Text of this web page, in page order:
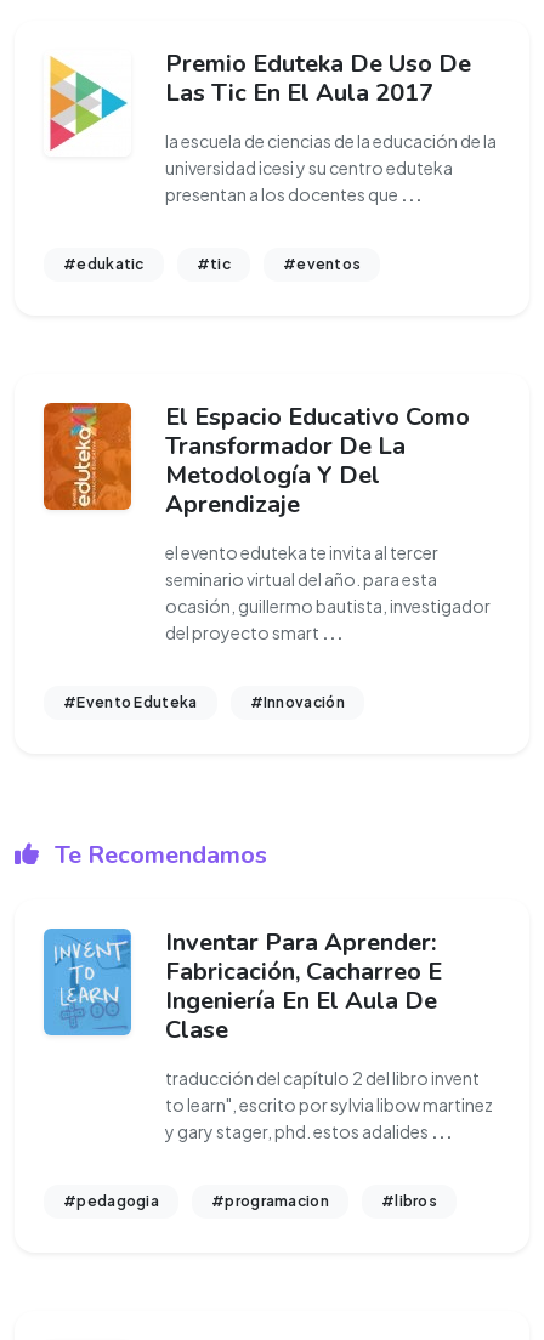
Premio Eduteka De Uso De
Las Tic En El Aula 2017
la escuela de ciencias de la educación de la
universidad icesi y su centro eduteka
presentan a los docentes que ...
#edukatic #tic #eventos
El Espacio Educativo Como
Transformador De La
Metodología Y Del
Aprendizaje
el evento eduteka te invita al tercer
seminario virtual del año. para esta
ocasión, guillermo bautista, investigador
del proyecto smart ...
#Evento Eduteka #Innovación
Te Recomendamos
Inventar Para Aprender:
Fabricación, Cacharreo E
Ingeniería En El Aula De
Clase
traducción del capítulo 2 del libro invent
to learn", escrito por sylvia libow martinez
y gary stager, phd. estos adalides ...
#pedagogia #programacion #libros